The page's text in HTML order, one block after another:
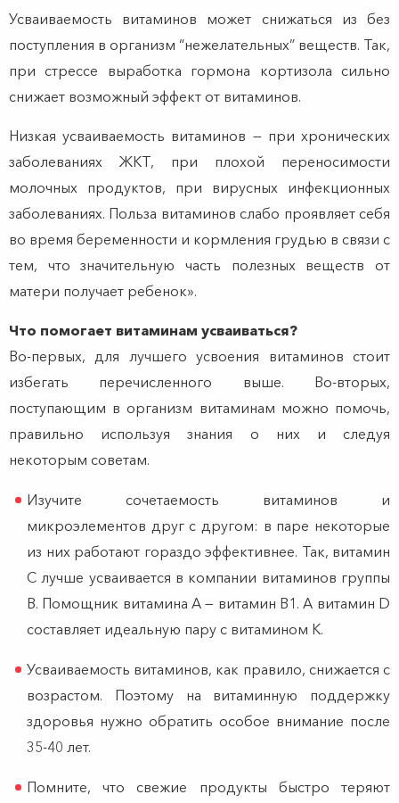
Усваиваемость витаминов может снижаться из без
поступления в организм “нежелательных” веществ. Так,
при стрессе выработка гормона кортизола сильно
снижает возможный эффект от витаминов.
Низкая усваиваемость витаминов — при хронических
заболеваниях ЖКТ, при плохой переносимости
молочных продуктов, при вирусных инфекционных
заболеваниях. Польза витаминов слабо проявляет себя
во время беременности и кормления грудью в связи с
тем, что значительную часть полезных веществ от
матери получает ребенок».
Что помогает витаминам усваиваться?
Во-первых, для лучшего усвоения витаминов стоит
избегать перечисленного выше. Во-вторых,
поступающим в организм витаминам можно помочь,
правильно используя знания о них и следуя
некоторым советам.
Изучите сочетаемость витаминов и
микроэлементов друг с другом: в паре некоторые
из них работают гораздо эффективнее. Так, витамин
C лучше усваивается в компании витаминов группы
B. Помощник витамина А — витамин B1. А витамин D
составляет идеальную пару с витамином K.
Усваиваемость витаминов, как правило, снижается с
возрастом. Поэтому на витаминную поддержку
здоровья нужно обратить особое внимание после
35-40 лет.
Помните, что свежие продукты быстро теряют